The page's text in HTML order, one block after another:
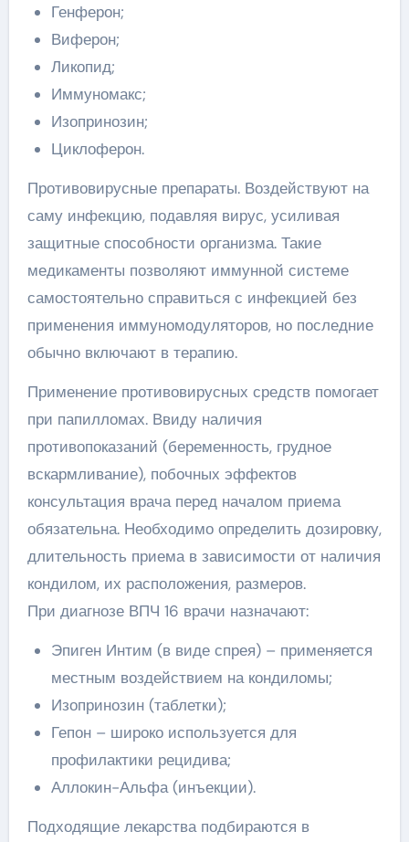
Генферон;
Виферон;
Ликопид;
Иммуномакс;
Изопринозин;
Циклоферон.
Противовирусные препараты. Воздействуют на
саму инфекцию, подавляя вирус, усиливая
защитные способности организма. Такие
медикаменты позволяют иммунной системе
самостоятельно справиться с инфекцией без
применения иммуномодуляторов, но последние
обычно включают в терапию.
Применение противовирусных средств помогает
при папилломах. Ввиду наличия
противопоказаний (беременность, грудное
вскармливание), побочных эффектов
консультация врача перед началом приема
обязательна. Необходимо определить дозировку,
длительность приема в зависимости от наличия
кондилом, их расположения, размеров.
При диагнозе ВПЧ 16 врачи назначают:
Эпиген Интим (в виде спрея) – применяется
местным воздействием на кондиломы;
Изопринозин (таблетки);
Гепон – широко используется для
профилактики рецидива;
Аллокин-Альфа (инъекции).
Подходящие лекарства подбираются в